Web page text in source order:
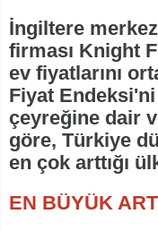
İngiltere
firması Knight
ev fiyatlarını
Fiyat Endeksi'ni
çeyreğine dair
göre, Türkiye
en çok arttığı
EN BÜYÜK